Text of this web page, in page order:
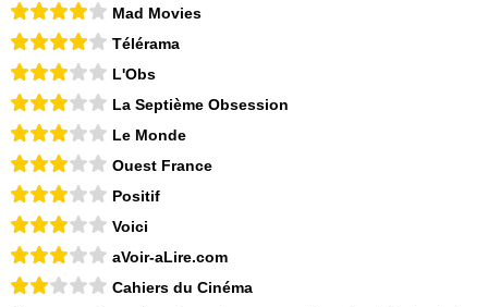
Mad Movies
Télérama
L'Obs
La Septième Obsession
Le Monde
Ouest France
Positif
Voici
aVoir-aLire.com
Cahiers du Cinéma